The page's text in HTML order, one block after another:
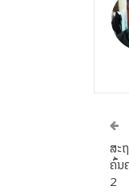
ສະ
ຄົ້ນ
2